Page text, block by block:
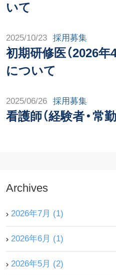
いて
2025/10/23 採用募集
初期研修医（2026年
について
2025/06/26 採用募集
看護師（経験者・常
Archives
2026年7月 (1)
2026年6月 (1)
2026年5月 (2)